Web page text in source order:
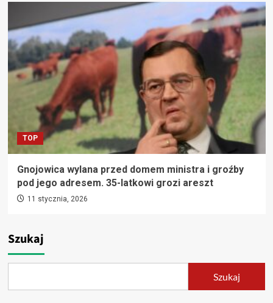
TOP
Gnojowica wylana przed domem ministra i groźby
pod jego adresem. 35-latkowi grozi areszt
11 stycznia, 2026
Szukaj
Szukaj